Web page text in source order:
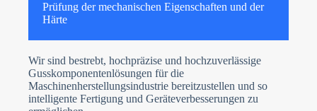
Prüfung der mechanischen Eigenschaften und der
Härte
Wir sind bestrebt, hochpräzise und hochzuverlässige
Gusskomponentenlösungen für die
Maschinenherstellungsindustrie bereitzustellen und so
intelligente Fertigung und Geräteverbesserungen zu